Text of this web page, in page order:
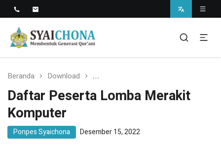
syaichona
Situs Resmi Pondok Pesantren Syaichona
Mohammad Cholil
Beranda Download Daftar Peserta Lomba Merakit
Daftar Peserta Lomba Merakit
Komputer
Ponpes Syaichona Desember 15, 2022